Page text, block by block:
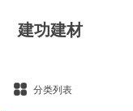
建功建材
分类列表